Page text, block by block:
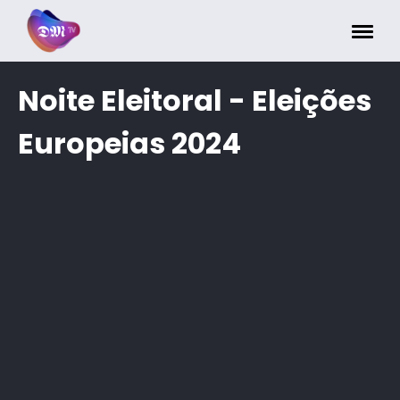
Noite Eleitoral - Eleições
Europeias 2024
Painel de Gerenciamento de Cookies